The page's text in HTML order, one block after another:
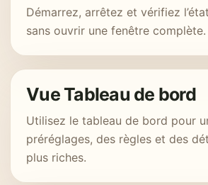
Démarrez, arrêtez et vérifiez
sans ouvrir une fenêtre complète.
Vue Tableau de bord
Utilisez le tableau de bord pour
préréglages, des règles et des
plus riches.